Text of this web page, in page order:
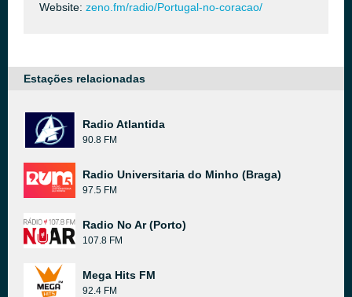
Website: zeno.fm/radio/Portugal-no-coracao/
Estações relacionadas
Radio Atlantida
90.8 FM
Radio Universitaria do Minho (Braga)
97.5 FM
Radio No Ar (Porto)
107.8 FM
Mega Hits FM
92.4 FM